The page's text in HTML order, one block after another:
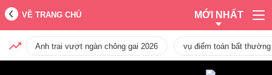
VỀ TRANG CHỦ MỚI NHẤT
Anh trai vượt ngàn chông gai 2026 vụ điểm toán bất